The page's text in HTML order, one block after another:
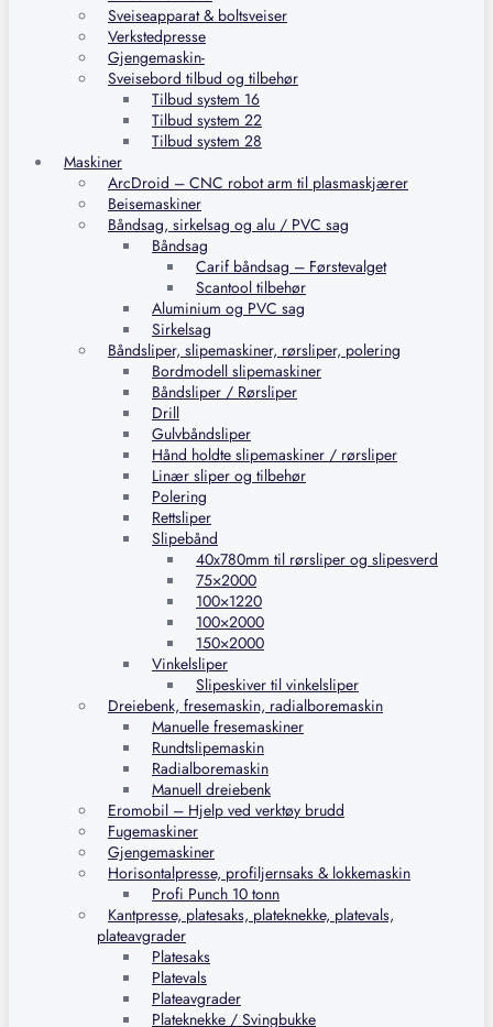
Sveiseapparat & boltsveiser
Verkstedpresse
Gjengemaskin-
Sveisebord tilbud og tilbehør
Tilbud system 16
Tilbud system 22
Tilbud system 28
Maskiner
ArcDroid – CNC robot arm til plasmaskjærer
Beisemaskiner
Båndsag, sirkelsag og alu / PVC sag
Båndsag
Carif båndsag – Førstevalget
Scantool tilbehør
Aluminium og PVC sag
Sirkelsag
Båndsliper, slipemaskiner, rørsliper, polering
Bordmodell slipemaskiner
Båndsliper / Rørsliper
Drill
Gulvbåndsliper
Hånd holdte slipemaskiner / rørsliper
Linær sliper og tilbehør
Polering
Rettsliper
Slipebånd
40x780mm til rørsliper og slipesverd
75×2000
100×1220
100×2000
150×2000
Vinkelsliper
Slipeskiver til vinkelsliper
Dreiebenk, fresemaskin, radialboremaskin
Manuelle fresemaskiner
Rundtslipemaskin
Radialboremaskin
Manuell dreiebenk
Eromobil – Hjelp ved verktøy brudd
Fugemaskiner
Gjengemaskiner
Horisontalpresse, profiljernsaks & lokkemaskin
Profi Punch 10 tonn
Kantpresse, platesaks, plateknekke, platevals,
plateavgrader
Platesaks
Platevals
Plateavgrader
Plateknekke / Svingbukke